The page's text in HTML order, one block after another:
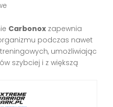
Carbonox zapewnia
podczas nawet
umożliwiając
szybciej i z większą